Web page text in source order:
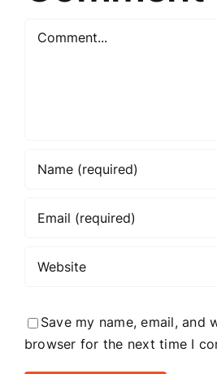
the
Comment
Save my name, email, and
browser for the next time I